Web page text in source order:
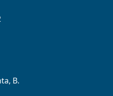
B.